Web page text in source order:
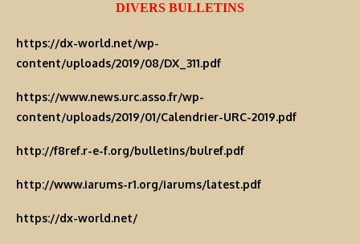
DIVERS BULLETINS
https://dx-world.net/wp-
content/uploads/2019/08/DX_311.pdf
https://www.news.urc.asso.fr/wp-
content/uploads/2019/01/Calendrier-URC-2019.pdf
http://f8ref.r-e-f.org/bulletins/bulref.pdf
http://www.iarums-r1.org/iarums/latest.pdf
https://dx-world.net/